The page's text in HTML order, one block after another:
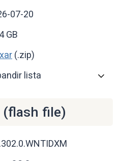
07-20
GB
(.zip)
lista
(flash file)